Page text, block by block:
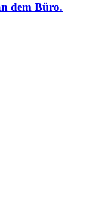
dem Büro.